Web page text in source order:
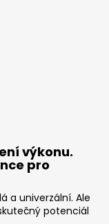
výkonu.
pro
a univerzální. Ale
potenciál